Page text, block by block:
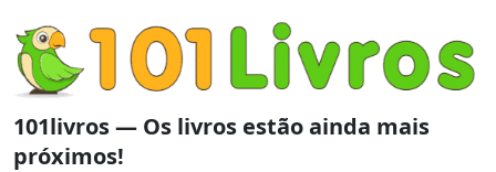
101livros — Os livros estão ainda mais
próximos!